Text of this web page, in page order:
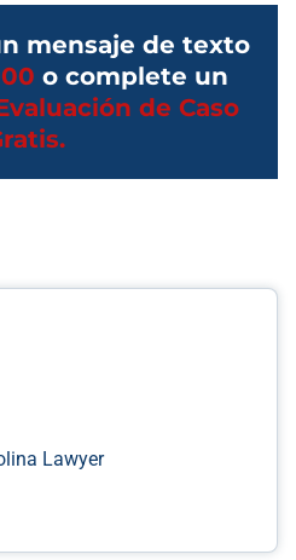
mensaje de texto
o complete un
de Caso
Lawyer